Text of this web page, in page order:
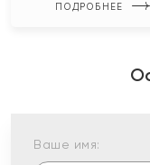
ПОДРОБНЕЕ
Ваше имя: